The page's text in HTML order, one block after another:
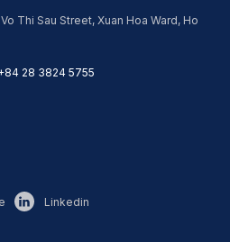
Thi Sau Street, Xuan Hoa Ward, Ho
28 3824 5755
Linkedin